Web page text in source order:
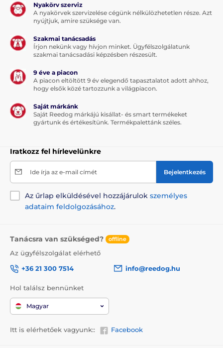
Nyakörv szerviz
A nyakörvek szervizelése cégünk nélkülözhetetlen része. Azt
nyújtjuk, amire szüksége van.
Szakmai tanácsadás
Írjon nekünk vagy hívjon minket. Ügyfélszolgálatunk
szakmai tanácsadási képzésben részesült.
9 éve a piacon
A piacon eltöltött 9 év elegendő tapasztalatot adott ahhoz,
hogy elsők közé tartozzunk a világpiacon.
Saját márkánk
Saját Reedog márkájú kisállat- és smart termékeket
gyártunk és értékesítünk. Termékpalettánk széles.
Iratkozz fel hírlevelünkre
Ide írja az e-mail címét Bejelentkezés
Az űrlap elküldésével hozzájárulok személyes
adataim feldolgozásához.
Tanácsra van szükséged? offline
Az ügyfélszolgálat elérhető
+36 21 300 7514
info@reedog.hu
Hol találsz bennünket
Magyar
Itt is elérhetőek vagyunk:: Facebook